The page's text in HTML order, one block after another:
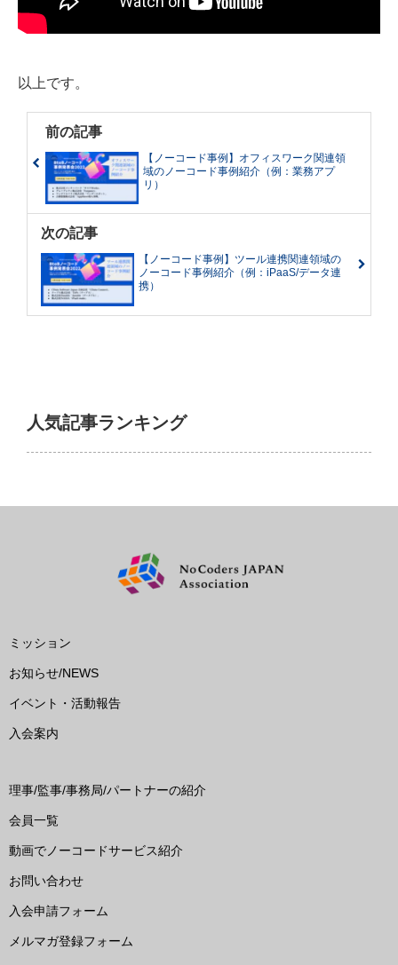
以上です。
前の記事
【ノーコード事例】オフィスワーク関連領
域のノーコード事例紹介（例：業務アプ
リ）
次の記事
【ノーコード事例】ツール連携関連領域の
ノーコード事例紹介（例：iPaaS/データ連
携）
人気記事ランキング
ミッション
お知らせ/NEWS
イベント・活動報告
入会案内
理事/監事/事務局/パートナーの紹介
会員一覧
動画でノーコードサービス紹介
お問い合わせ
入会申請フォーム
メルマガ登録フォーム